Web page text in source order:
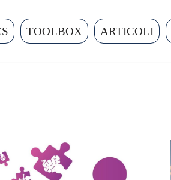
TOOLBOX ARTICOLI